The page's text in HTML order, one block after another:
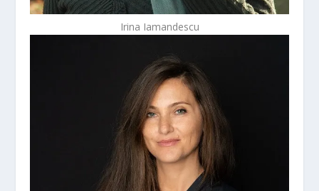
Irina Iamandescu